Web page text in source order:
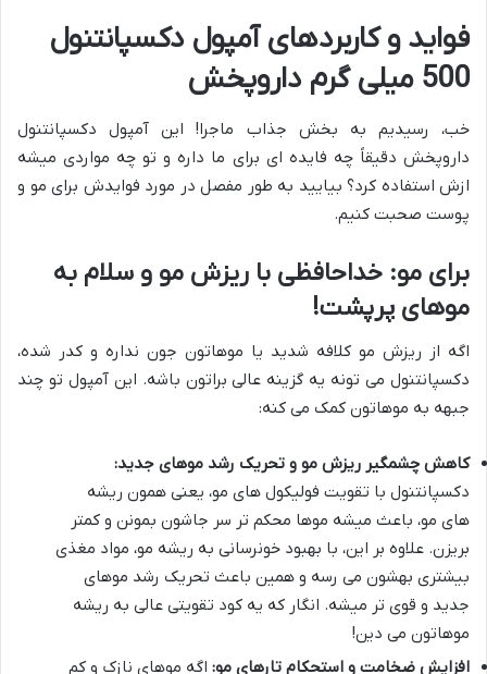
فواید و کاربردهای آمپول دکسپانتنول
500 میلی گرم داروپخش
خب، رسیدیم به بخش جذاب ماجرا! این آمپول دکسپانتنول
داروپخش دقیقاً چه فایده ای برای ما داره و تو چه مواردی میشه
ازش استفاده کرد؟ بیایید به طور مفصل در مورد فوایدش برای مو و
پوست صحبت کنیم.
برای مو: خداحافظی با ریزش مو و سلام به
موهای پرپشت!
اگه از ریزش مو کلافه شدید یا موهاتون جون نداره و کدر شده،
دکسپانتنول می تونه یه گزینه عالی براتون باشه. این آمپول تو چند
جبهه به موهاتون کمک می کنه:
کاهش چشمگیر ریزش مو و تحریک رشد موهای جدید:
دکسپانتنول با تقویت فولیکول های مو، یعنی همون ریشه
های مو، باعث میشه موها محکم تر سر جاشون بمونن و کمتر
بریزن. علاوه بر این، با بهبود خونرسانی به ریشه مو، مواد مغذی
بیشتری بهشون می رسه و همین باعث تحریک رشد موهای
جدید و قوی تر میشه. انگار که یه کود تقویتی عالی به ریشه
موهاتون می دین!
افزایش ضخامت و استحکام تارهای مو: اگه موهای نازک و کم